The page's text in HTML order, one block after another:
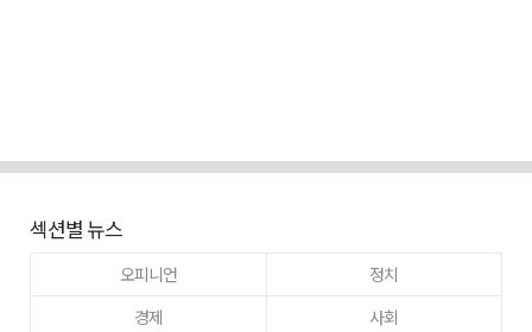
섹션별 뉴스
오피니언
정치
경제
사회